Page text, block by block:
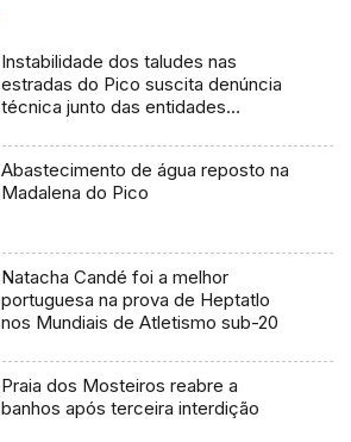
Instabilidade dos taludes nas
estradas do Pico suscita denúncia
técnica junto das entidades
Abastecimento de água reposto na
Madalena do Pico
Natacha Candé foi a melhor
portuguesa na prova de Heptatlo
nos Mundiais de Atletismo sub-20
Praia dos Mosteiros reabre a
banhos após terceira interdição